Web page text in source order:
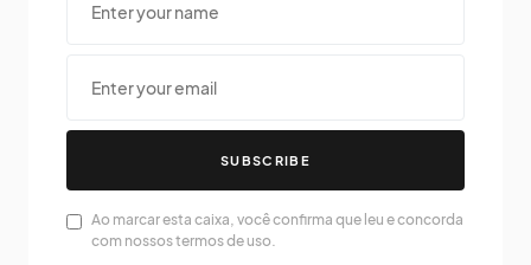
SUBSCRIBE
Ao marcar esta caixa, você confirma que leu e concorda
com nossos termos de uso.